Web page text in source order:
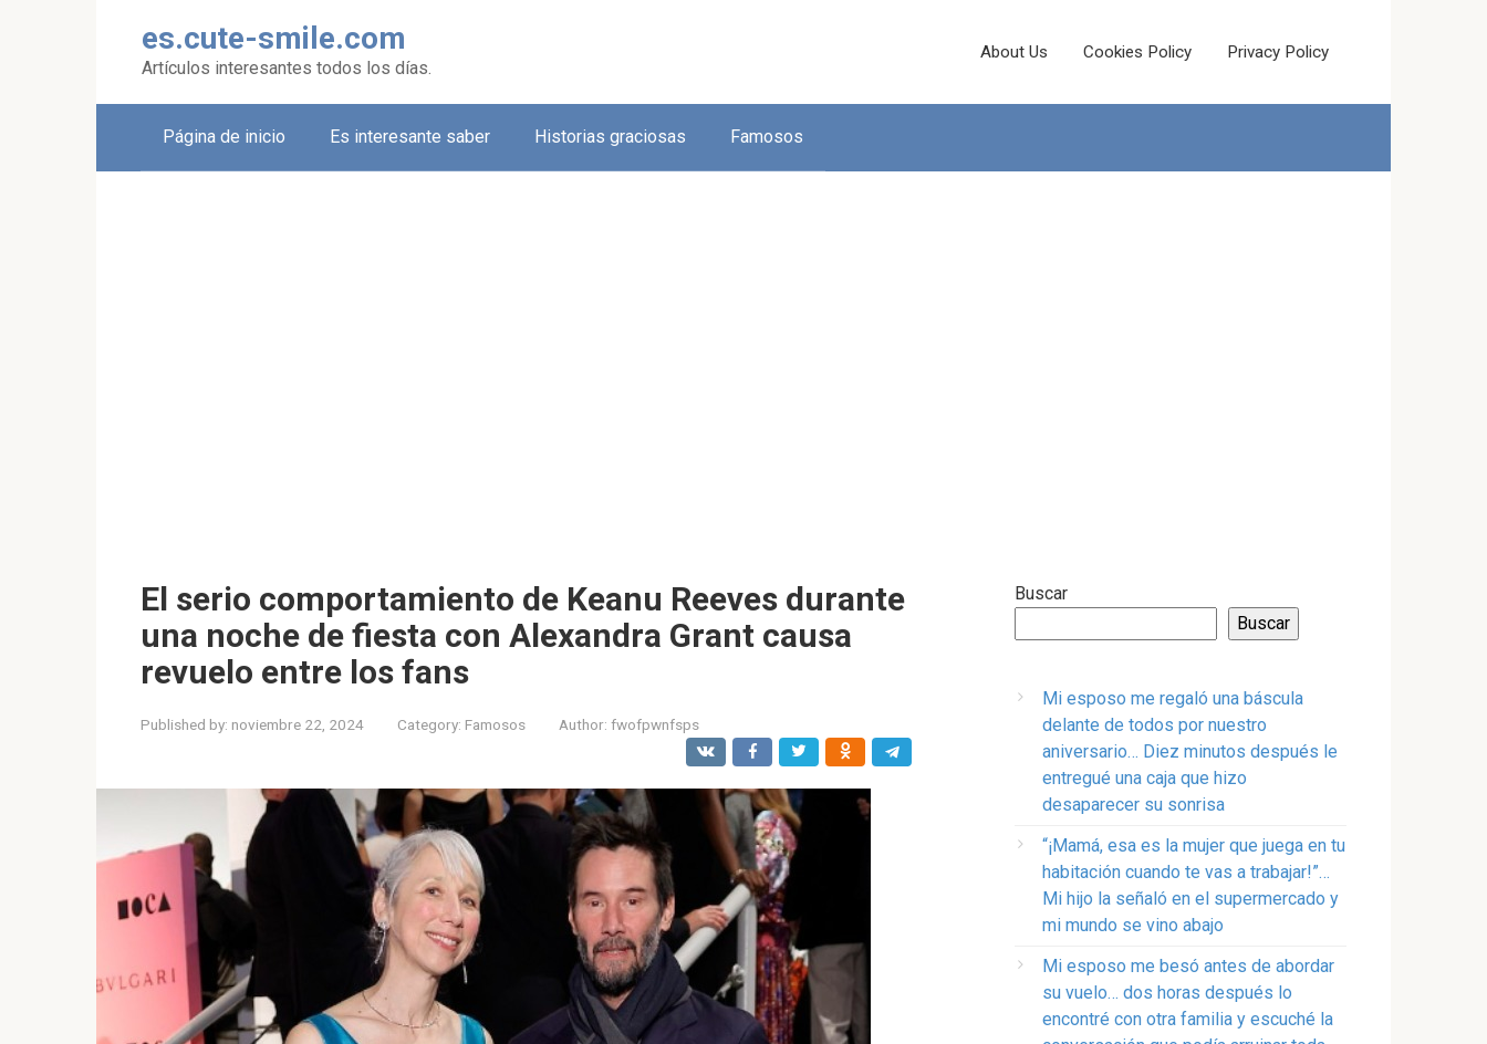
es.cute-smile.com
Artículos interesantes todos los días.
About Us Cookies Policy Privacy Policy
Página de inicio Es interesante saber Historias graciosas Famosos
El serio comportamiento de Keanu Reeves durante
una noche de fiesta con Alexandra Grant causa
revuelo entre los fans
Published by: noviembre 22, 2024 Category: Famosos Author: fwofpwnfsps
Buscar
Buscar
Mi esposo me regaló una báscula
delante de todos por nuestro
aniversario… Diez minutos después le
entregué una caja que hizo
desaparecer su sonrisa
“¡Mamá, esa es la mujer que juega en tu
habitación cuando te vas a trabajar!”…
Mi hijo la señaló en el supermercado y
mi mundo se vino abajo
Mi esposo me besó antes de abordar
su vuelo… dos horas después lo
encontré con otra familia y escuché la